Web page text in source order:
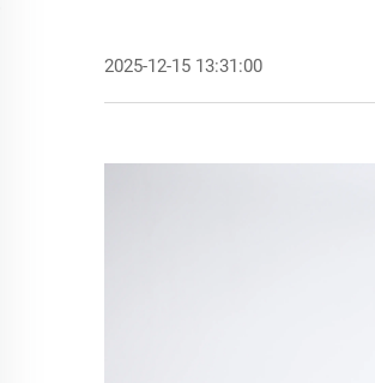
2025-12-15 13:31:00